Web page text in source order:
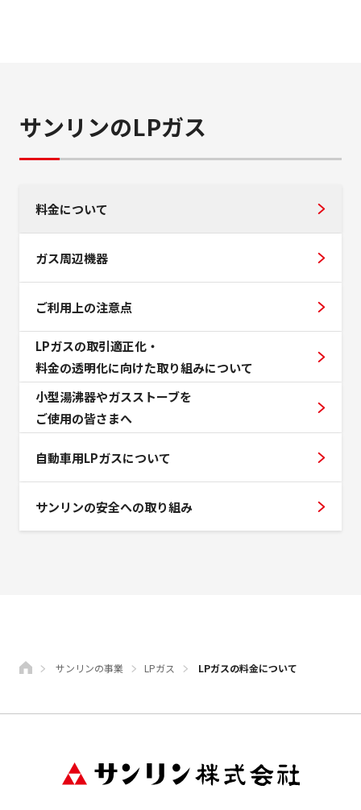
サンリンの事業 LPガス LPガスの料金について
サンリンのLPガス
料金について
ガス周辺機器
ご利用上の注意点
LPガスの取引適正化・
料金の透明化に向けた取り組みについて
小型湯沸器やガスストーブを
ご使用の皆さまへ
自動車用LPガスについて
サンリンの安全への取り組み